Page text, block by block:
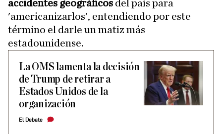
accidentes geográficos del país para
'americanizarlos', entendiendo por este
término el darle un matiz más
estadounidense.
La OMS lamenta la decisión
de Trump de retirar a
Estados Unidos de la
organización
El Debate